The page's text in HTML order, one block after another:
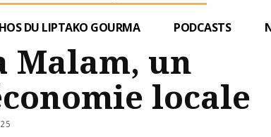
DU LIPTAKO GOURMA PODCASTS
Malam, un
locale